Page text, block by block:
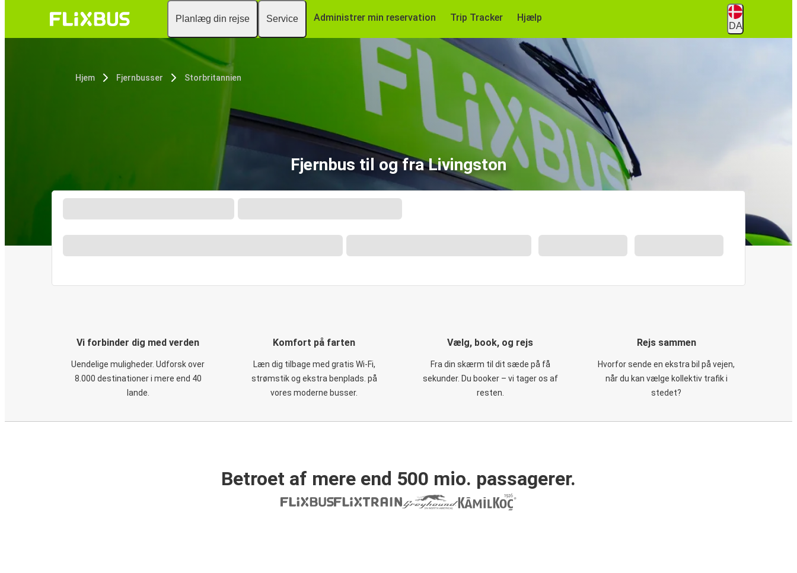
Planlæg din rejse Service Administrer min reservation Trip Tracker Hjælp
DA
Hjem Fjernbusser Storbritannien
Fjernbus til og fra Livingston
Vi forbinder dig med verden
Uendelige muligheder. Udforsk over
8.000 destinationer i mere end 40
lande.
Komfort på farten
Læn dig tilbage med gratis Wi-Fi,
strømstik og ekstra benplads. på
vores moderne busser.
Vælg, book, og rejs
Fra din skærm til dit sæde på få
sekunder. Du booker – vi tager os af
resten.
Rejs sammen
Hvorfor sende en ekstra bil på vejen,
når du kan vælge kollektiv trafik i
stedet?
Betroet af mere end 500 mio. passagerer.